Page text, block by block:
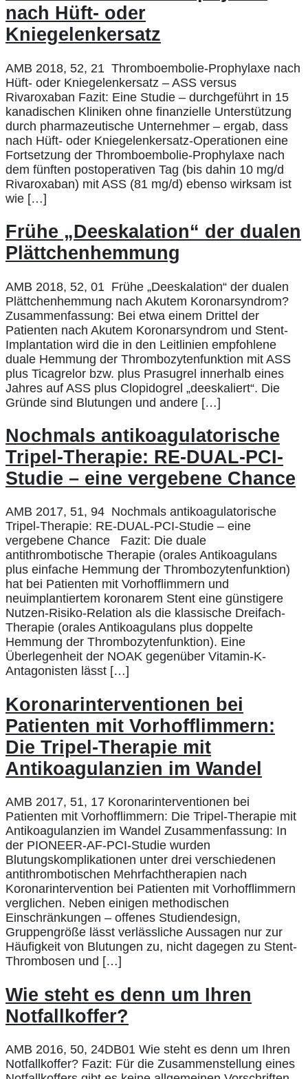
nach Hüft- oder
Kniegelenkersatz
AMB 2018, 52, 21 Thromboembolie-Prophylaxe nach
Hüft- oder Kniegelenkersatz – ASS versus
Rivaroxaban Fazit: Eine Studie – durchgeführt in 15
kanadischen Kliniken ohne finanzielle Unterstützung
durch pharmazeutische Unternehmer – ergab, dass
nach Hüft- oder Kniegelenkersatz-Operationen eine
Fortsetzung der Thromboembolie-Prophylaxe nach
dem fünften postoperativen Tag (bis dahin 10 mg/d
Rivaroxaban) mit ASS (81 mg/d) ebenso wirksam ist
wie […]
Frühe „Deeskalation“ der dualen
Plättchenhemmung
AMB 2018, 52, 01 Frühe „Deeskalation“ der dualen
Plättchenhemmung nach Akutem Koronarsyndrom?
Zusammenfassung: Bei etwa einem Drittel der
Patienten nach Akutem Koronarsyndrom und Stent-
Implantation wird die in den Leitlinien empfohlene
duale Hemmung der Thrombozytenfunktion mit ASS
plus Ticagrelor bzw. plus Prasugrel innerhalb eines
Jahres auf ASS plus Clopidogrel „deeskaliert“. Die
Gründe sind Blutungen und andere […]
Nochmals antikoagulatorische
Tripel-Therapie: RE-DUAL-PCI-
Studie – eine vergebene Chance
AMB 2017, 51, 94 Nochmals antikoagulatorische
Tripel-Therapie: RE-DUAL-PCI-Studie – eine
vergebene Chance Fazit: Die duale
antithrombotische Therapie (orales Antikoagulans
plus einfache Hemmung der Thrombozytenfunktion)
hat bei Patienten mit Vorhofflimmern und
neuimplantiertem koronarem Stent eine günstigere
Nutzen-Risiko-Relation als die klassische Dreifach-
Therapie (orales Antikoagulans plus doppelte
Hemmung der Thrombozytenfunktion). Eine
Überlegenheit der NOAK gegenüber Vitamin-K-
Antagonisten lässt […]
Koronarinterventionen bei
Patienten mit Vorhofflimmern:
Die Tripel-Therapie mit
Antikoagulanzien im Wandel
AMB 2017, 51, 17 Koronarinterventionen bei
Patienten mit Vorhofflimmern: Die Tripel-Therapie mit
Antikoagulanzien im Wandel Zusammenfassung: In
der PIONEER-AF-PCI-Studie wurden
Blutungskomplikationen unter drei verschiedenen
antithrombotischen Mehrfachtherapien nach
Koronarintervention bei Patienten mit Vorhofflimmern
verglichen. Neben einigen methodischen
Einschränkungen – offenes Studiendesign,
Gruppengröße lässt verlässliche Aussagen nur zur
Häufigkeit von Blutungen zu, nicht dagegen zu Stent-
Thrombosen und […]
Wie steht es denn um Ihren
Notfallkoffer?
AMB 2016, 50, 24DB01 Wie steht es denn um Ihren
Notfallkoffer? Fazit: Für die Zusammenstellung eines